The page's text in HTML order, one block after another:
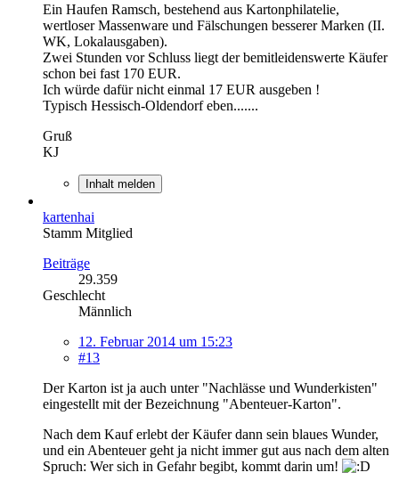
Ein Haufen Ramsch, bestehend aus Kartonphilatelie,
wertloser Massenware und Fälschungen besserer Marken (II.
WK, Lokalausgaben).
Zwei Stunden vor Schluss liegt der bemitleidenswerte Käufer
schon bei fast 170 EUR.
Ich würde dafür nicht einmal 17 EUR ausgeben !
Typisch Hessisch-Oldendorf eben.......
Gruß
KJ
Inhalt melden
kartenhai
Stamm Mitglied
Beiträge
29.359
Geschlecht
Männlich
12. Februar 2014 um 15:23
#13
Der Karton ist ja auch unter "Nachlässe und Wunderkisten"
eingestellt mit der Bezeichnung "Abenteuer-Karton".
Nach dem Kauf erlebt der Käufer dann sein blaues Wunder,
und ein Abenteuer geht ja nicht immer gut aus nach dem alten
Spruch: Wer sich in Gefahr begibt, kommt darin um!